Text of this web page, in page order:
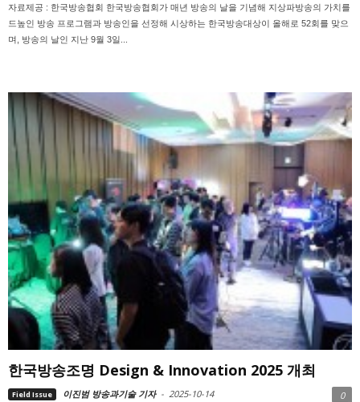
자료제공 : 한국방송협회 한국방송협회가 매년 방송의 날을 기념해 지상파방송의 가치를
드높인 방송 프로그램과 방송인을 선정해 시상하는 한국방송대상이 올해로 52회를 맞으
며, 방송의 날인 지난 9월 3일...
한국방송조명 Design & Innovation 2025 개최
Field Issue 이진범 방송과기술 기자 - 2025-10-14 0